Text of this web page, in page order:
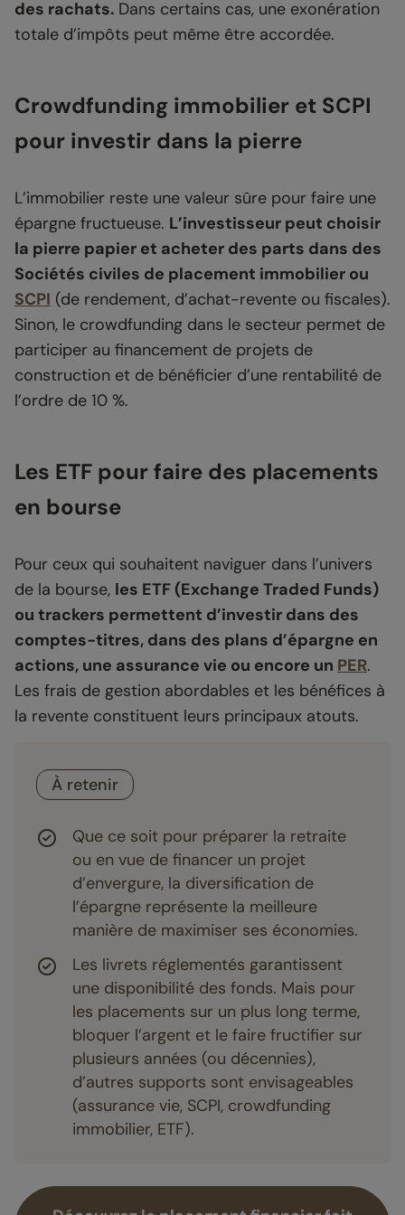
des rachats. Dans certains cas, une exonération
totale d’impôts peut même être accordée.
Crowdfunding immobilier et SCPI
pour investir dans la pierre
L’immobilier reste une valeur sûre pour faire une
épargne fructueuse. L’investisseur peut choisir
la pierre papier et acheter des parts dans des
Sociétés civiles de placement immobilier ou
SCPI (de rendement, d’achat-revente ou fiscales).
Sinon, le crowdfunding dans le secteur permet de
participer au financement de projets de
construction et de bénéficier d’une rentabilité de
l’ordre de 10 %.
Les ETF pour faire des placements
en bourse
Pour ceux qui souhaitent naviguer dans l’univers
de la bourse, les ETF (Exchange Traded Funds)
ou trackers permettent d’investir dans des
comptes-titres, dans des plans d’épargne en
actions, une assurance vie ou encore un PER.
Les frais de gestion abordables et les bénéfices à
la revente constituent leurs principaux atouts.
À retenir
Que ce soit pour préparer la retraite
ou en vue de financer un projet
d’envergure, la diversification de
l’épargne représente la meilleure
manière de maximiser ses économies.
Les livrets réglementés garantissent
une disponibilité des fonds. Mais pour
les placements sur un plus long terme,
bloquer l’argent et le faire fructifier sur
plusieurs années (ou décennies),
d’autres supports sont envisageables
(assurance vie, SCPI, crowdfunding
immobilier, ETF).